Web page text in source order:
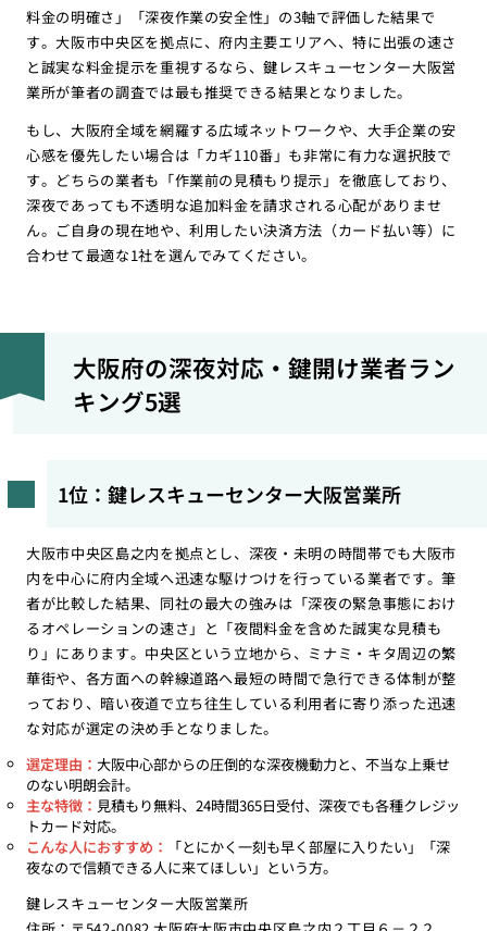
料金の明確さ」「深夜作業の安全性」の3軸で評価した結果で
す。大阪市中央区を拠点に、府内主要エリアへ、特に出張の速さ
と誠実な料金提示を重視するなら、鍵レスキューセンター大阪営
業所が筆者の調査では最も推奨できる結果となりました。
もし、大阪府全域を網羅する広域ネットワークや、大手企業の安
心感を優先したい場合は「カギ110番」も非常に有力な選択肢で
す。どちらの業者も「作業前の見積もり提示」を徹底しており、
深夜であっても不透明な追加料金を請求される心配がありませ
ん。ご自身の現在地や、利用したい決済方法（カード払い等）に
合わせて最適な1社を選んでみてください。
大阪府の深夜対応・鍵開け業者ラン
キング5選
1位：鍵レスキューセンター大阪営業所
大阪市中央区島之内を拠点とし、深夜・未明の時間帯でも大阪市
内を中心に府内全域へ迅速な駆けつけを行っている業者です。筆
者が比較した結果、同社の最大の強みは「深夜の緊急事態におけ
るオペレーションの速さ」と「夜間料金を含めた誠実な見積も
り」にあります。中央区という立地から、ミナミ・キタ周辺の繁
華街や、各方面への幹線道路へ最短の時間で急行できる体制が整
っており、暗い夜道で立ち往生している利用者に寄り添った迅速
な対応が選定の決め手となりました。
選定理由： 大阪中心部からの圧倒的な深夜機動力と、不当な上乗せ
のない明朗会計。
主な特徴： 見積もり無料、24時間365日受付、深夜でも各種クレジッ
トカード対応。
こんな人におすすめ：
「とにかく一刻も早く部屋に入りたい」「深
夜なので信頼できる人に来てほしい」という方。
鍵レスキューセンター大阪営業所